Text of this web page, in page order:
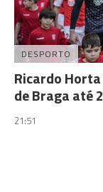
DESPORTO
Ricardo
de Braga até
21:51